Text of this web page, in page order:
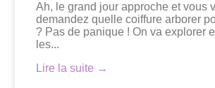
Ah, le grand jour approche et vous
demandez quelle coiffure arborer
? Pas de panique ! On va explorer
les...
Lire la suite →